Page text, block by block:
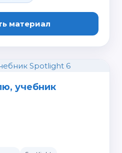
материал
учебник